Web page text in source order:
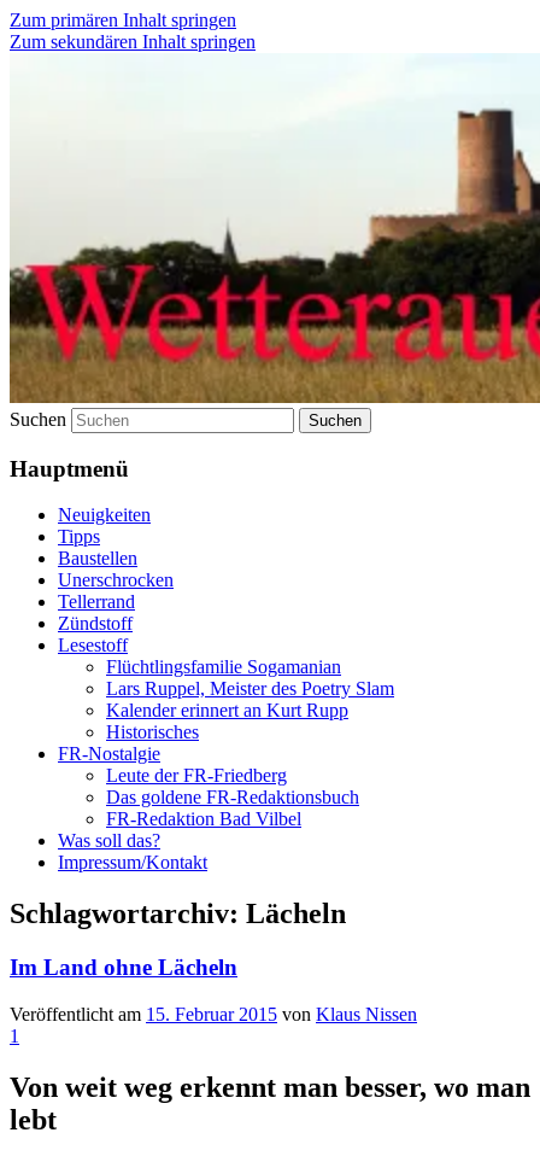
Zum primären Inhalt springen
Zum sekundären Inhalt springen
Suchen
Hauptmenü
Neuigkeiten
Tipps
Baustellen
Unerschrocken
Tellerrand
Zündstoff
Lesestoff
Flüchtlingsfamilie Sogamanian
Lars Ruppel, Meister des Poetry Slam
Kalender erinnert an Kurt Rupp
Historisches
FR-Nostalgie
Leute der FR-Friedberg
Das goldene FR-Redaktionsbuch
FR-Redaktion Bad Vilbel
Was soll das?
Impressum/Kontakt
Schlagwortarchiv: Lächeln
Im Land ohne Lächeln
Veröffentlicht am 15. Februar 2015 von Klaus Nissen
1
Von weit weg erkennt man besser, wo man
lebt